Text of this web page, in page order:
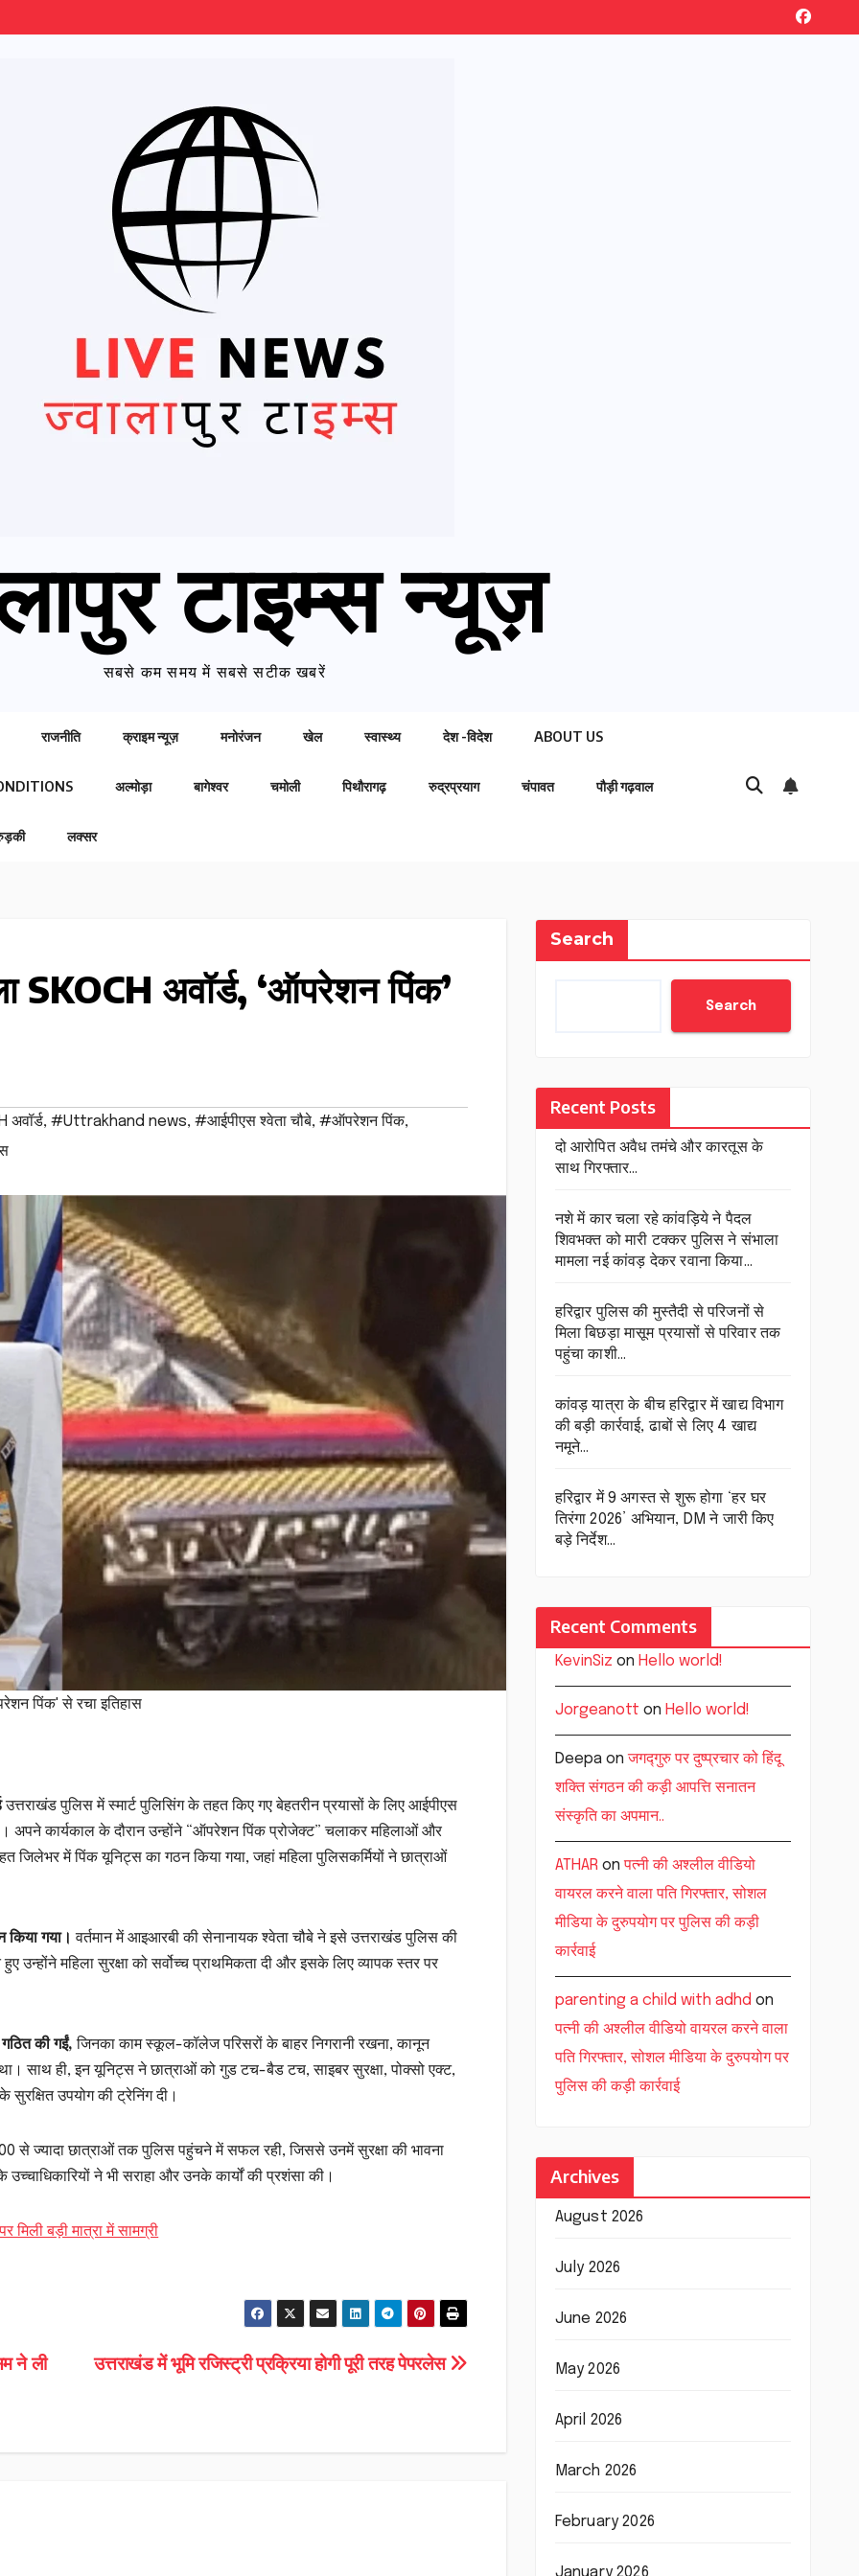
टाइम्स न्यूज़
सबसे कम समय में सबसे सटीक खबरें
राजनीति क्राइम न्यूज़ मनोरंजन खेल स्वास्थ्य देश -विदेश ABOUT US
अल्मोड़ा बागेश्वर चमोली पिथौरागढ़ रुद्रप्रयाग चंपावत पौड़ी गढ़वाल
लक्सर
SKOCH अवॉर्ड, ‘ऑपरेशन पिंक’
अवॉर्ड, #Uttrakhand news, #आईपीएस श्वेता चौबे, #ऑपरेशन पिंक,
पिंक' से रचा इतिहास
उत्तराखंड पुलिस में स्मार्ट पुलिसिंग के तहत किए गए बेहतरीन प्रयासों के लिए आईपीएस
है। अपने कार्यकाल के दौरान उन्होंने “ऑपरेशन पिंक प्रोजेक्ट” चलाकर महिलाओं और
जिलेभर में पिंक यूनिट्स का गठन किया गया, जहां महिला पुलिसकर्मियों ने छात्राओं
किया गया। वर्तमान में आइआरबी की सेनानायक श्वेता चौबे ने इसे उत्तराखंड पुलिस की
उन्होंने महिला सुरक्षा को सर्वोच्च प्राथमिकता दी और इसके लिए व्यापक स्तर पर
गठित की गईं,जिनका काम स्कूल-कॉलेज परिसरों के बाहर निगरानी रखना, कानून
साथ ही, इन यूनिट्स ने छात्राओं को गुड टच-बैड टच, साइबर सुरक्षा, पोक्सो एक्ट,
उपयोग की ट्रेनिंग दी।
से ज्यादा छात्राओं तक पुलिस पहुंचने में सफल रही, जिससे उनमें सुरक्षा की भावना
ने भी सराहा और उनके कार्यों की प्रशंसा की।
बड़ी मात्रा में सामग्री
उत्तराखंड में भूमि रजिस्ट्री प्रक्रिया होगी पूरी तरह पेपरलेस
ने ली
Search
Search
Recent Posts
दो आरोपित अवैध तमंचे और कारतूस के
साथ गिरफ्तार…
नशे में कार चला रहे कांवड़िये ने पैदल
शिवभक्त को मारी टक्कर पुलिस ने संभाला
मामला नई कांवड़ देकर रवाना किया…
हरिद्वार पुलिस की मुस्तैदी से परिजनों से
मिला बिछड़ा मासूम प्रयासों से परिवार तक
पहुंचा काशी…
कांवड़ यात्रा के बीच हरिद्वार में खाद्य विभाग
की बड़ी कार्रवाई, ढाबों से लिए 4 खाद्य
नमूने…
हरिद्वार में 9 अगस्त से शुरू होगा ‘हर घर
तिरंगा 2026’ अभियान, DM ने जारी किए
बड़े निर्देश…
Recent Comments
KevinSiz on Hello world!
Jorgeanott on Hello world!
Deepaonजगद्गुरु पर दुष्प्रचार को हिंदू
शक्ति संगठन की कड़ी आपत्ति सनातन
संस्कृति का अपमान..
ATHAR onपत्नी की अश्लील वीडियो
वायरल करने वाला पति गिरफ्तार, सोशल
मीडिया के दुरुपयोग पर पुलिस की कड़ी
कार्रवाई
parenting a child with adhd on
पत्नी की अश्लील वीडियो वायरल करने वाला
पति गिरफ्तार, सोशल मीडिया के दुरुपयोग पर
पुलिस की कड़ी कार्रवाई
Archives
August 2026
July 2026
June 2026
May 2026
April 2026
March 2026
February 2026
January 2026